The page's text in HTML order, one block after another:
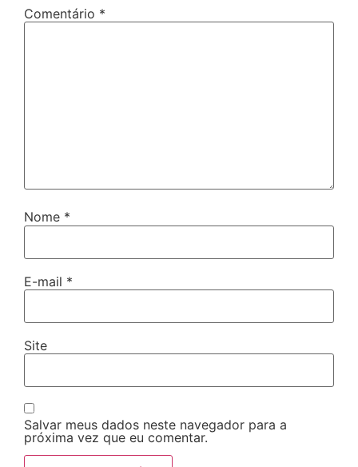
Comentário *
Nome *
E-mail *
Site
Salvar meus dados neste navegador para a
próxima vez que eu comentar.